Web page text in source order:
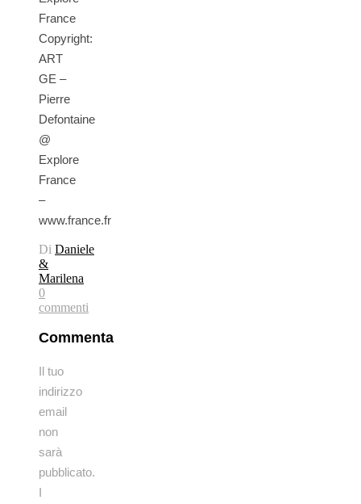
France
Copyright:
ART
GE –
Pierre
Defontaine
@
Explore
France
–
www.france.fr
Di Daniele
&
Marilena
0
commenti
Commenta
Il tuo
indirizzo
email
non
sarà
pubblicato.
I